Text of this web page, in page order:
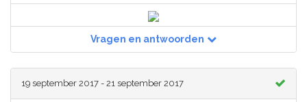
Vragen en antwoorden
19 september 2017 - 21 september 2017